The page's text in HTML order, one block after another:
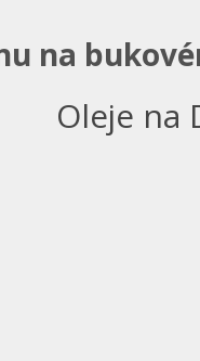
na
Oleje na